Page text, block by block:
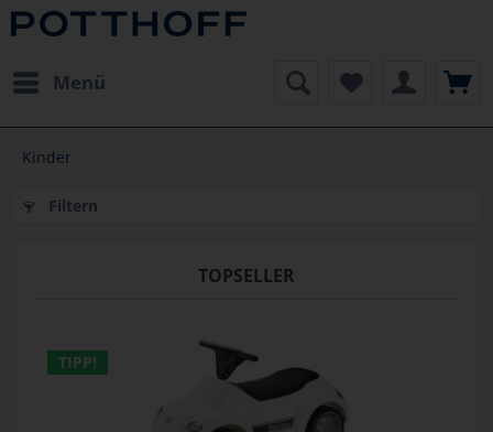
Menü
Kinder
Filtern
TOPSELLER
TIPP!